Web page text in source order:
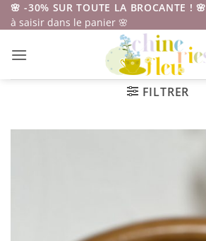
Passer
au
🌸 -30% SUR TOUTE LA BROCANTE ! 🌸
à saisir dans le panier 🌸
FILTRER